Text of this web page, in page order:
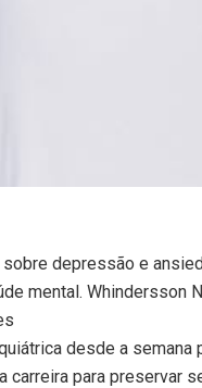
depressão e
mental.
desde a
carreira para preservar